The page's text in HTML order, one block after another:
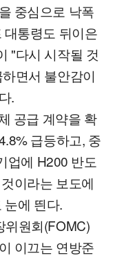
중심으로 낙폭
대통령도 뒤이은
"다시 시작될 것
면서 불안감이
.
공급 계약을 확
급등하고, 중
업에 H200 반도
이라는 보도에
눈에 띈다.
위원회(FOMC)
이끄는 연방준